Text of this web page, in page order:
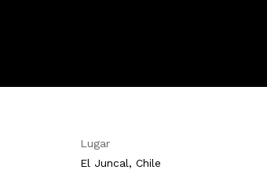
Lugar
El Juncal, Chile